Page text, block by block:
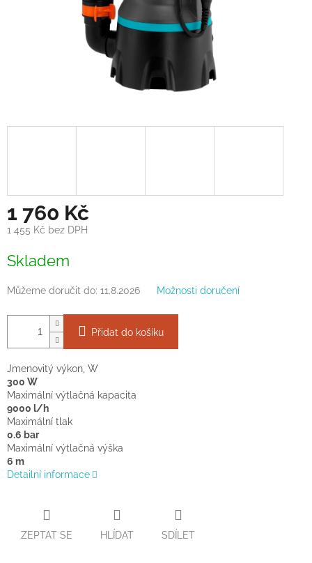
1 760 Kč
1 455 Kč bez DPH
cena:
Skladem
Můžeme doručit do: 11.8.2026 Možnosti doručení
Přidat do košíku
Jmenovitý výkon, W
300 W
Maximální výtlačná kapacita
9000 l/h
Maximální tlak
0.6 bar
Maximální výtlačná výška
6 m
Detailní informace
ZEPTAT SE HLÍDAT SDÍLET